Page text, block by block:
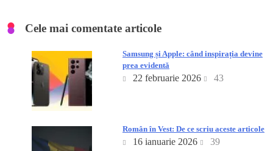
Cele mai comentate articole
Samsung și Apple: când inspirația devine
prea evidentă
22 februarie 2026 43
Român în Vest: De ce scriu aceste articole
16 ianuarie 2026 39